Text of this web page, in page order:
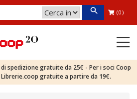
(0)
spedizione gratuite da 25€ - Per i soci Coop
gratuite a partire da 19€.